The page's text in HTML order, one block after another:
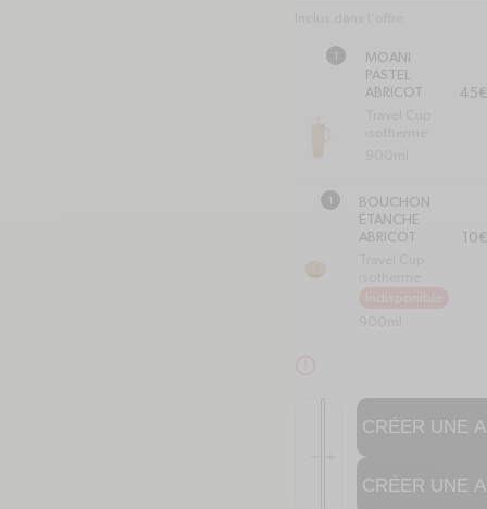
1
MOANI
PASTEL
ABRICOT
45€
1
BOUCHON
ÉTANCHE
ABRICOT
10€
Quantité
Réduire la quantité de
Augmenter la quantité
CRÉER UNE
CRÉER UNE